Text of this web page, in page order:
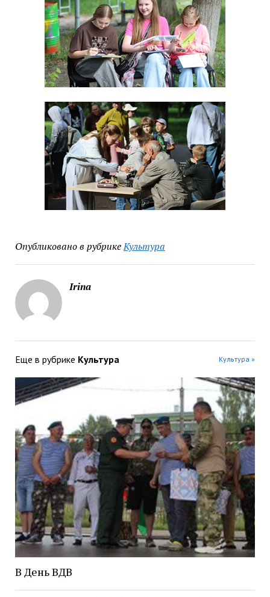
Опубликовано в рубрикеКультура
Irina
Еще в рубрике Культура Культура »
В День ВДВ